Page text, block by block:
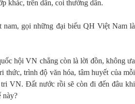
khác, trên dân, coi thường dân.
gọi những đại biểu QH Việt Nam là
hội VN chẳng còn là lời đồn, không ưa
thức, trình độ văn hóa, tâm huyết của mỗi
VN. Đất nước rồi sẽ còn đi đến đâu khi
này?